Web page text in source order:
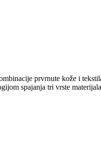
prvrnute kože i
spajanja tri vrste